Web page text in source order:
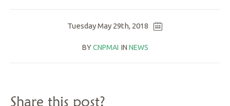
Tuesday May 29th, 2018
BYCNPMAI IN NEWS
Share this post?